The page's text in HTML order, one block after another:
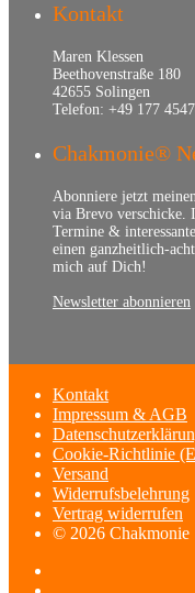
Kontakt
Maren Klessen
Beethovenstraße 180
42655 Solingen
Telefon: +49 177
Chakmonie®
Abonniere jetzt
via Brevo verschicke.
Termine &
einen ganzheitlich-
mich auf Dich!
Newsletter abonnieren
Kontakt
Impressum & AGB
Cookie-Richtlinie
Versand
Widerrufsbelehrung
Vertrag widerrufen
© 2026 Chakmonie